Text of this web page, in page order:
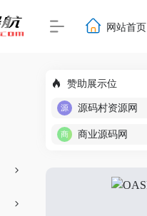
网站首页
赞助展示位
源码村资源网
商业源码网